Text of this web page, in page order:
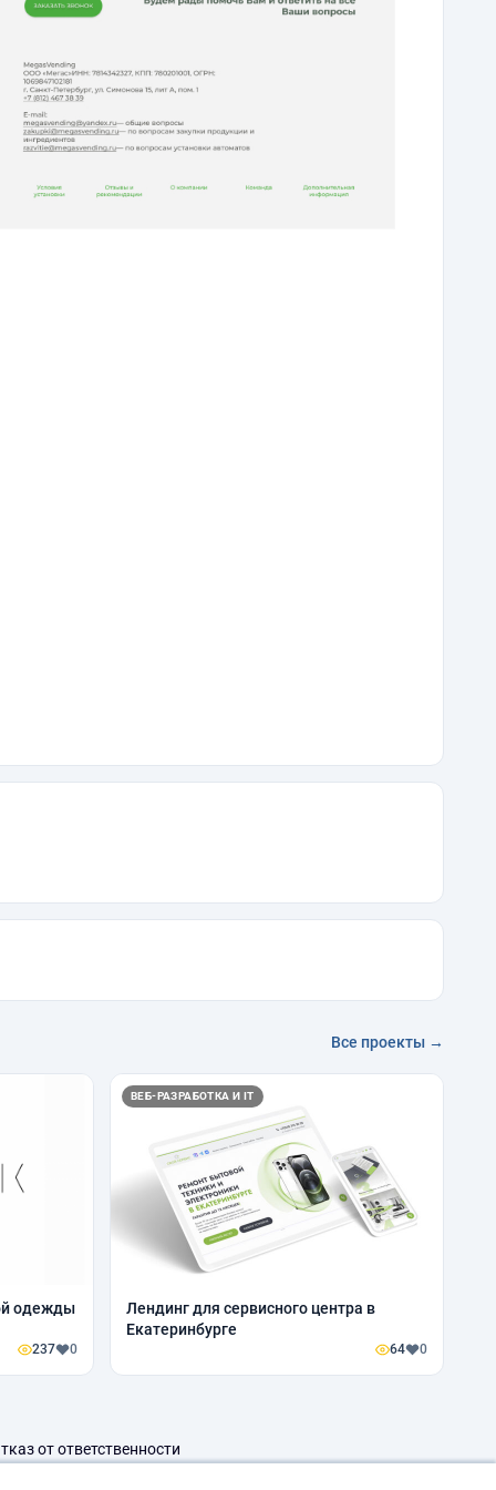
Все проекты →
одежды
237 0
ВЕБ-РАЗРАБОТКА И IT
Лендинг для сервисного центра в
Екатеринбурге
64 0
от ответственности